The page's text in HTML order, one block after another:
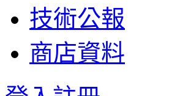
技術公報
商店資料